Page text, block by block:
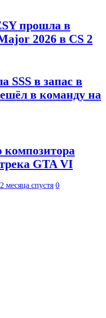
прошла в
2026 в CS 2
SSS в запас в
в команду на
GTA VI
2 месяца спустя 0